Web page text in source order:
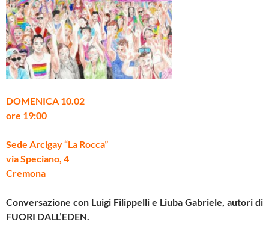
DOMENICA 10.02
ore 19:00
Sede Arcigay “La Rocca”
via Speciano, 4
Cremona
Conversazione con Luigi Filippelli e Liuba Gabriele, autori di
FUORI DALL’EDEN.